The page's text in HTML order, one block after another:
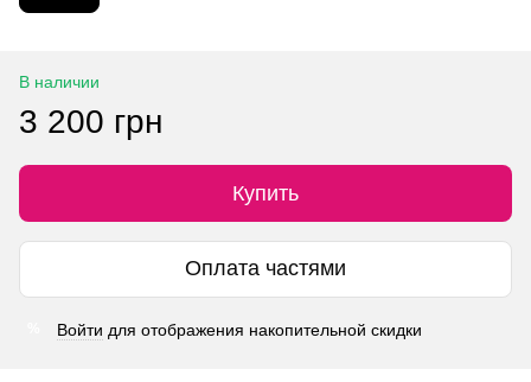
В наличии
3 200 грн
Купить
Оплата частями
Войти для отображения накопительной скидки